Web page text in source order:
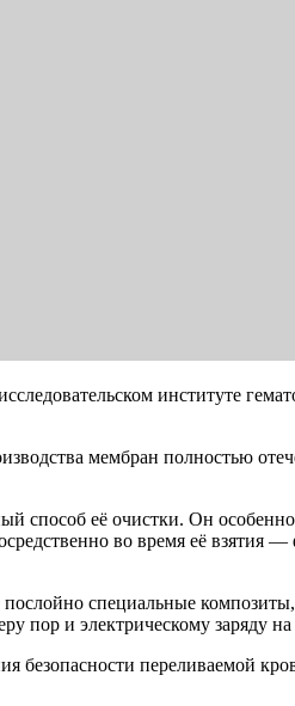
институте
мембран полностью
её очистки. Он
во время её взятия
специальные
пор и электрическому заряду
безопасности переливаемой